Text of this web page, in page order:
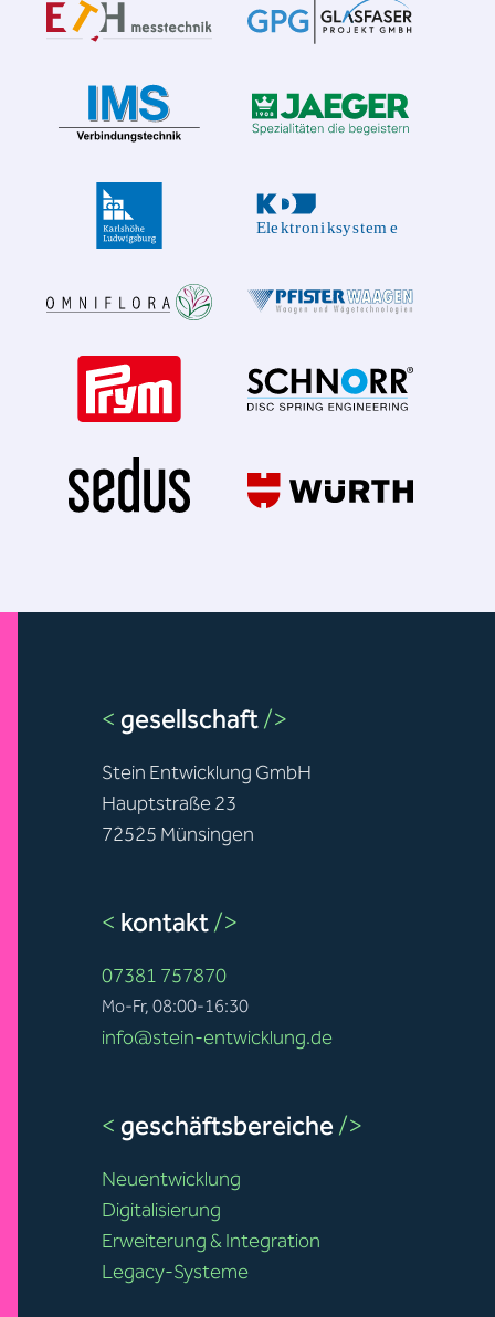
<gesellschaft/>
Stein Entwicklung GmbH
Hauptstraße 23
72525 Münsingen
<kontakt/>
07381 757870
Mo-Fr, 08:00-16:30
info@stein-entwicklung.de
<geschäftsbereiche/>
Neuentwicklung
Digitalisierung
Erweiterung & Integration
Legacy-Systeme